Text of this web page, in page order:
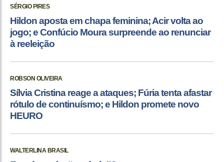
SÉRGIO PIRES
Hildon aposta em chapa feminina; Acir volta ao
jogo; e Confúcio Moura surpreende ao renunciar
à reeleição
ROBSON OLIVEIRA
Sílvia Cristina reage a ataques; Fúria tenta afastar
rótulo de continuísmo; e Hildon promete novo
HEURO
WALTERLINA BRASIL